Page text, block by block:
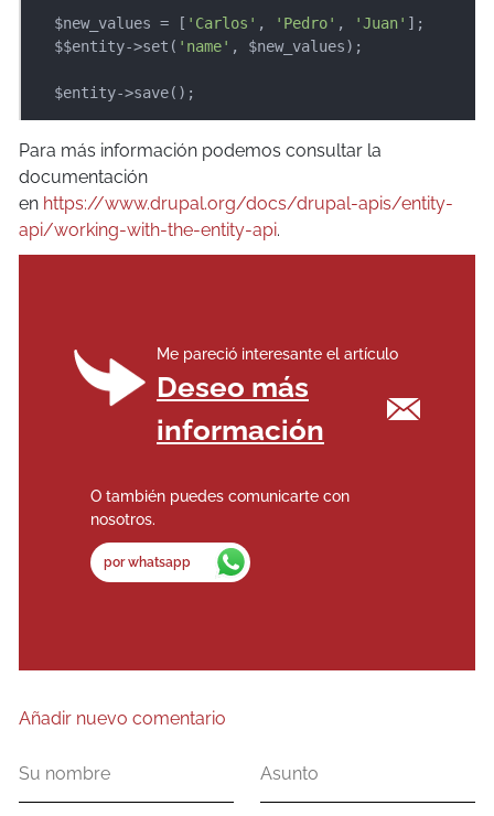
  $new_values = [
'Carlos' , 'Pedro' , 'Juan' ];
  $$entity->set(
'name' , $new_values);
  $entity->save();
Para más información podemos consultar la
documentación
en https://www.drupal.org/docs/drupal-apis/entity-
api/working-with-the-entity-api.
Me pareció interesante el artículo
Deseo más
información
O también puedes comunicarte con
nosotros.
por whatsapp
Añadir nuevo comentario
nombre